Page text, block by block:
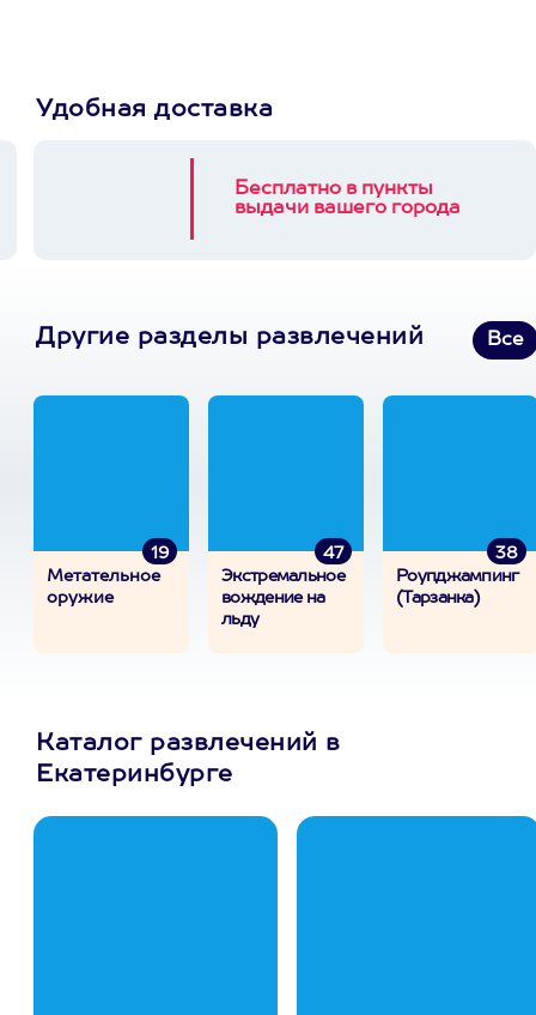
Удобная доставка
Бесплатно в пункты
выдачи вашего города
Другие разделы развлечений Все
19
Метательное
оружие
47
Экстремальное
вождение на
льду
38
Роупджампинг
(Тарзанка)
Каталог развлечений в
Екатеринбурге